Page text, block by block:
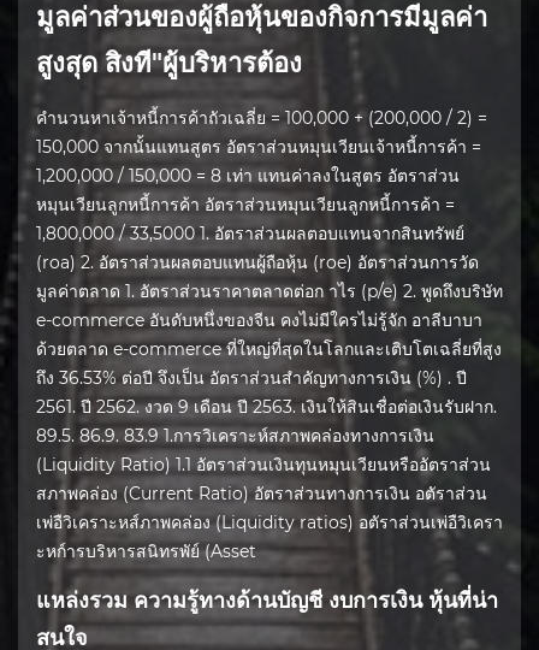
มูลค่าส่วนของผู้ถือหุ้นของกิจการมีมูลค่า
สูงสุด สิงที"ผู้บริหารต้อง
คำนวนหาเจ้าหนี้การค้าถัวเฉลี่ย = 100,000 + (200,000 / 2) =
150,000 จากนั้นแทนสูตร อัตราส่วนหมุนเวียนเจ้าหนี้การค้า =
1,200,000 / 150,000 = 8 เท่า แทนค่าลงในสูตร อัตราส่วน
หมุนเวียนลูกหนี้การค้า อัตราส่วนหมุนเวียนลูกหนี้การค้า =
1,800,000 / 33,5000 1. อัตราส่วนผลตอบแทนจากสินทรัพย์
(roa) 2. อัตราส่วนผลตอบแทนผู้ถือหุ้น (roe) อัตราส่วนการวัด
มูลค่าตลาด 1. อัตราส่วนราคาตลาดต่อก าไร (p/e) 2. พูดถึงบริษัท
e-commerce อันดับหนึ่งของจีน คงไม่มีใครไม่รู้จัก อาลีบาบา
ด้วยตลาด e-commerce ที่ใหญ่ที่สุดในโลกและเติบโตเฉลี่ยที่สูง
ถึง 36.53% ต่อปี จึงเป็น อัตราส่วนสำคัญทางการเงิน (%) . ปี
2561. ปี 2562. งวด 9 เดือน ปี 2563. เงินให้สินเชื่อต่อเงินรับฝาก.
89.5. 86.9. 83.9 1.การวิเคราะห์สภาพคล่องทางการเงิน
(Liquidity Ratio) 1.1 อัตราส่วนเงินทุนหมุนเวียนหรืออัตราส่วน
สภาพคล่อง (Current Ratio) อัตราส่วนทางการเงิน อตัราส่วน
เพ่อืวิเคราะหส์ภาพคล่อง (Liquidity ratios) อตัราส่วนเพ่อืวิเครา
ะหก์ารบริหารสนิทรพัย์ (Asset
แหล่งรวม ความรู้ทางด้านบัญชี งบการเงิน หุ้นที่น่า
สนใจ